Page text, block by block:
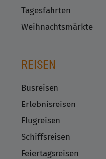
Tagesfahrten
Weihnachtsmärkte
REISEN
Busreisen
Erlebnisreisen
Flugreisen
Schiffsreisen
Feiertagsreisen